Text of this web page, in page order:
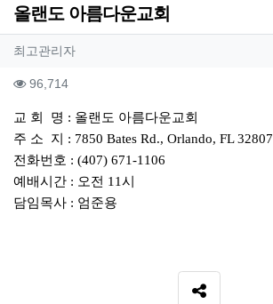
올랜도 아름다운교회
작성자 정보
최고관리자작성
컨텐츠 정보
96,714조회
본문
교 회 명 : 올랜도 아름다운교회
주 소 지 : 7850 Bates Rd., Orlando, FL 32807
전화번호 : (407) 671-1106
예배시간 : 오전 11시
담임목사 : 엄준용